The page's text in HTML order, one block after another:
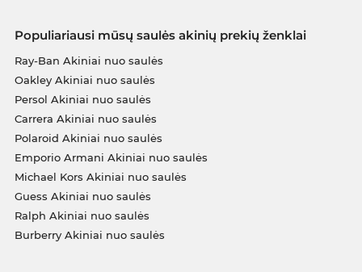
Populiariausi mūsų saulės akinių prekių ženklai
Ray-Ban Akiniai nuo saulės
Oakley Akiniai nuo saulės
Persol Akiniai nuo saulės
Carrera Akiniai nuo saulės
Polaroid Akiniai nuo saulės
Emporio Armani Akiniai nuo saulės
Michael Kors Akiniai nuo saulės
Guess Akiniai nuo saulės
Ralph Akiniai nuo saulės
Burberry Akiniai nuo saulės